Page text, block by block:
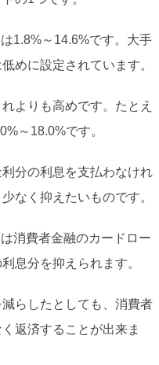
1.8%～14.6%です。大手
めに設定されています。
よりも高めです。たとえ
～18.0%です。
分の利息を支払わなけれ
なく抑えたいものです。
消費者金融のカードロー
息分を抑えられます。
らしたとしても、消費者
返済することが出来ま